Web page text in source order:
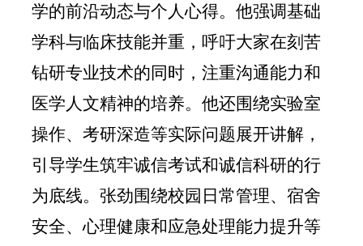
学的前沿动态与个人心得。他强调基础
学科与临床技能并重，呼吁大家在刻苦
钻研专业技术的同时，注重沟通能力和
医学人文精神的培养。他还围绕实验室
操作、考研深造等实际问题展开讲解，
引导学生筑牢诚信考试和诚信科研的行
为底线。张劲围绕校园日常管理、宿舍
安全、心理健康和应急处理能力提升等